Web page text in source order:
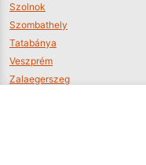
Szolnok
Szombathely
Tatabánya
Veszprém
Zalaegerszeg